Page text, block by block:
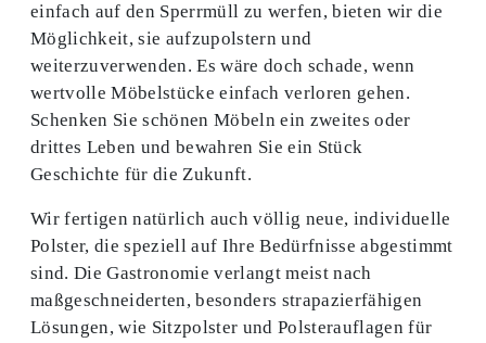
einfach auf den Sperrmüll zu werfen, bieten wir die
Möglichkeit, sie aufzupolstern und
weiterzuverwenden. Es wäre doch schade, wenn
wertvolle Möbelstücke einfach verloren gehen.
Schenken Sie schönen Möbeln ein zweites oder
drittes Leben und bewahren Sie ein Stück
Geschichte für die Zukunft.
Wir fertigen natürlich auch völlig neue, individuelle
Polster, die speziell auf Ihre Bedürfnisse abgestimmt
sind. Die Gastronomie verlangt meist nach
maßgeschneiderten, besonders strapazierfähigen
Lösungen, wie Sitzpolster und Polsterauflagen für